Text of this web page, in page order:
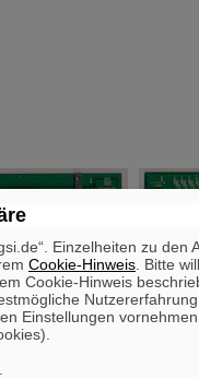
Connector
Einzelheiten zu den
Cookie-Hinweis . Bitte
Cookie-Hinweis
Einstellungen